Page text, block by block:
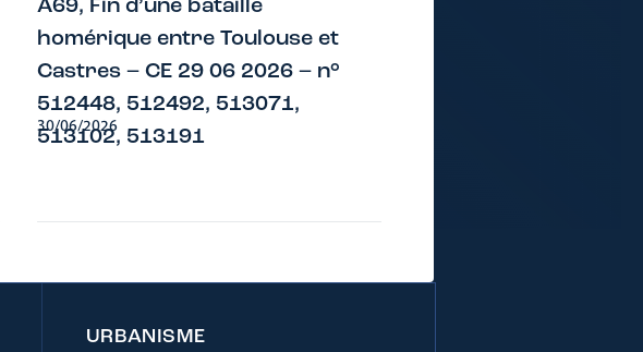
A69, Fin d’une bataille
homérique entre Toulouse et
Castres – CE 29 06 2026 – n°
512448, 512492, 513071,
513102, 513191
30/06/2026
URBANISME